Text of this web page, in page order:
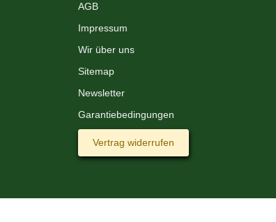
AGB
Impressum
Wir über uns
Sitemap
Newsletter
Garantiebedingungen
Vertrag widerrufen